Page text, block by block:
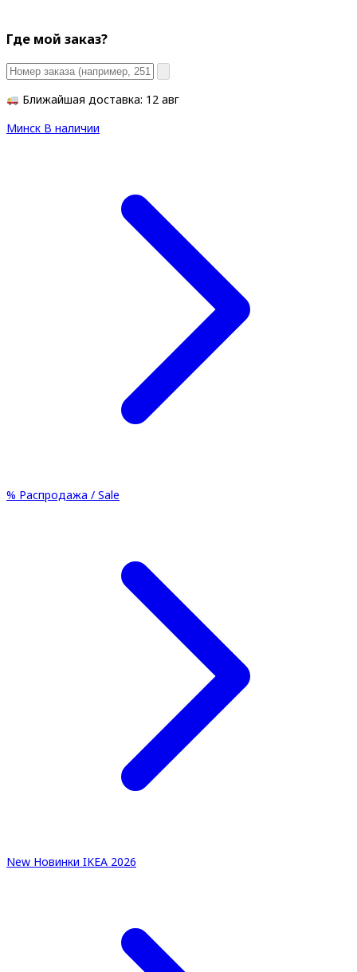
Где мой заказ?
Ближайшая доставка: 12 авг
Минск В наличии
% Распродажа / Sale
New Новинки IKEA 2026